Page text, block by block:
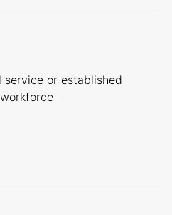
or established